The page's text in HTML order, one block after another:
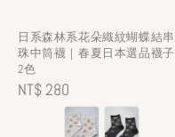
日系森林系花朵織紋蝴蝶結串
珠中筒襪｜春夏日本選品襪子
2色
Regular
NT$ 280